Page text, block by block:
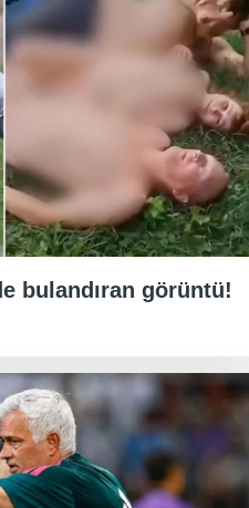
bulandıran görüntü!